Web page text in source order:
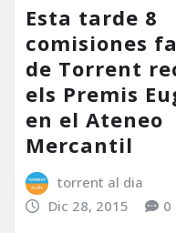
Esta tarde 8
comisiones
de Torrent
els Premis
en el Ateneo
Mercantil
torrent al dia
Dic 28, 2015
0